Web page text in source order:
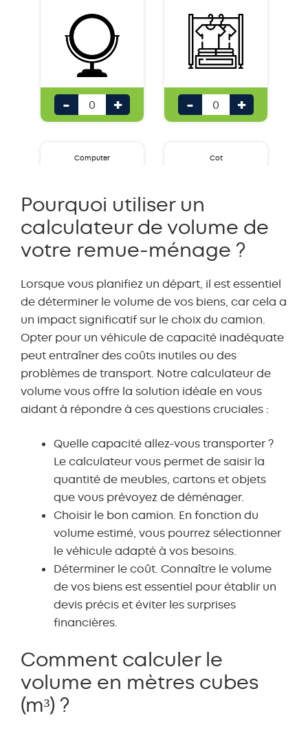
- + - +
Computer
- +
Cot
- +
- + - +
Cupboard (Small)
- +
Desk
-
Double Bed Dressing Table
Pourquoi utiliser un
calculateur de volume de
votre remue-ménage ?
Lorsque vous planifiez un départ, il est essentiel
de déterminer le volume de vos biens, car cela a
un impact significatif sur le choix du camion.
Opter pour un véhicule de capacité inadéquate
peut entraîner des coûts inutiles ou des
problèmes de transport. Notre calculateur de
volume vous offre la solution idéale en vous
aidant à répondre à ces questions cruciales :
Quelle capacité allez-vous transporter ?
Le calculateur vous permet de saisir la
quantité de meubles, cartons et objets
que vous prévoyez de déménager.
Choisir le bon camion. En fonction du
volume estimé, vous pourrez sélectionner
le véhicule adapté à vos besoins.
Déterminer le coût. Connaître le volume
de vos biens est essentiel pour établir un
devis précis et éviter les surprises
financières.
Comment calculer le
volume en mètres cubes
(m³) ?